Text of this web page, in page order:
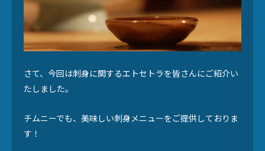
さて、今回は刺身に関するエトセトラを皆さんにご紹介い
たしました。
チムニーでも、美味しい刺身メニューをご提供しておりま
す！